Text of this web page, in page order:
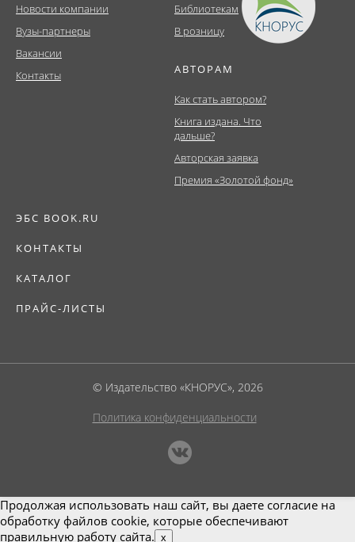
Новости компании
Вузы-партнеры
Вакансии
Контакты
Библиотекам
В розницу
АВТОРАМ
Как стать автором?
Книга издана. Что
дальше?
Авторская заявка
Премия «Золотой фонд»
ЭБС BOOK.RU
КОНТАКТЫ
КАТАЛОГ
ПРАЙС-ЛИСТЫ
© Издательство «КНОРУС», 2026
Политика конфиденциальности
Продолжая использовать наш сайт, вы даете согласие на
обработку файлов cookie, которые обеспечивают
правильную работу сайта. x